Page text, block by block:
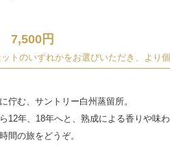
7,500円
トのいずれかをお選びいただき、より
佇む、サントリー白州蒸留所。
12年、18年へと、熟成による香りや味
間の旅をどうぞ。